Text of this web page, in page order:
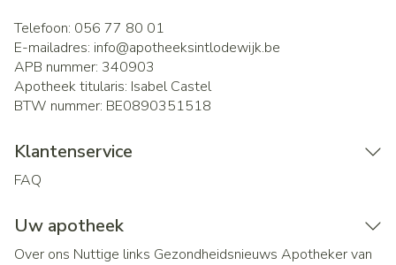
Telefoon: 056 77 80 01
E-mailadres: info@apotheeksintlodewijk.be
APB nummer: 340903
Apotheek titularis: Isabel Castel
BTW nummer: BE0890351518
Klantenservice
FAQ
Uw apotheek
Over ons Nuttige links Gezondheidsnieuws Apotheker van